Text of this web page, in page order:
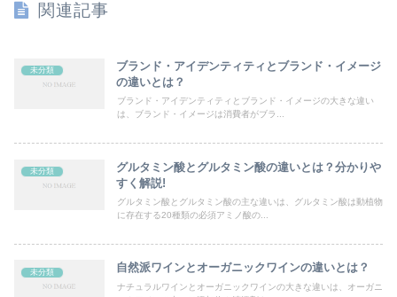
関連記事
未分類
ブランド・アイデンティティとブランド・イメージ
の違いとは？
ブランド・アイデンティティとブランド・イメージの大きな違い
は、ブランド・イメージは消費者がブラ...
未分類
グルタミン酸とグルタミン酸の違いとは？分かりや
すく解説!
グルタミン酸とグルタミン酸の主な違いは、グルタミン酸は動植物
に存在する20種類の必須アミノ酸の...
未分類 自然派ワインとオーガニックワインの違いとは？
ナチュラルワインとオーガニックワインの大きな違いは、オーガニ